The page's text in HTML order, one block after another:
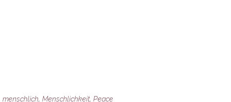
menschlich,Menschlichkeit,Peace